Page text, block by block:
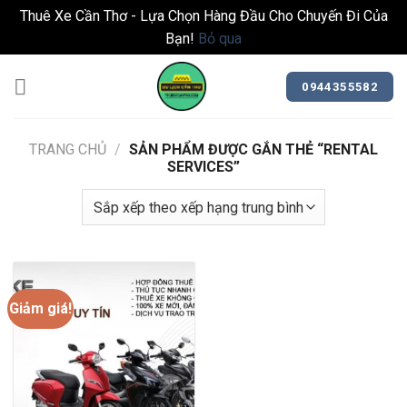
Thuê Xe Cần Thơ - Lựa Chọn Hàng Đầu Cho Chuyến Đi Của
Bạn! Bỏ qua
0944355582
TRANG CHỦ / SẢN PHẨM ĐƯỢC GẮN THẺ “RENTAL
SERVICES”
Giảm giá!